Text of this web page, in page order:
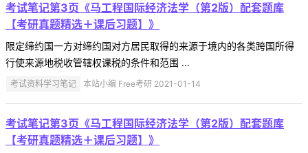
考试笔记第3页《马工程国际经济法学（第2版）配套题库
【考研真题精选＋课后习题】》
限定缔约国一方对缔约国对方居民取得的来源于境内的各类跨国所得
行使来源地税收管辖权课税的条件和范围 ...
考试资料学习笔记 本站小编 Free考研 2021-01-14
考试笔记第3页《马工程国际经济法学（第2版）配套题库
【考研真题精选＋课后习题】》